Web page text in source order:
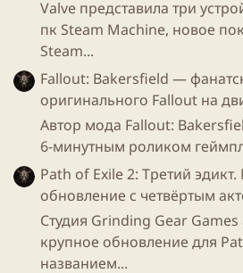
сути слабый ватныйперсонаж,
может, что нападать в крысу
больше добавляет мне минусов
мнения.
Сейчас на ММОЗГе ввели
программуна патреоне,
подписку, дающую некоторые
коррумпированной системе
"заткнуть недовольных" и она
Valve представила три
пк Steam Machine, новое
Steam...
Fallout: Bakersfield —
оригинального Fallout на
Автор мода Fallout:
6-минутным роликом
Path of Exile 2: Третий
обновление с четвёртым
Студия Grinding Gear
крупное обновление для
названием...